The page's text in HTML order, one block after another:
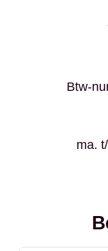
Btw-
ma.